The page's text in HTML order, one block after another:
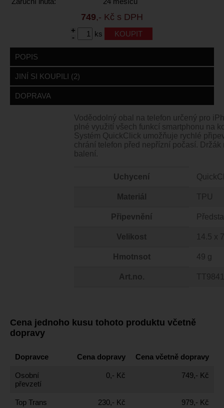
749,- Kč s DPH
+
-
ks
POPIS
JINÍ SI KOUPILI (2)
DOPRAVA
Voděodolný obal na telefon určený pro
plné využití všech funkcí smartphonu na
Systém QuickClick umožňuje rychlé
chrání telefon před nepřízní počasí.
balení.
Uchycení
Materiál TPU
Připevnění
Velikost 14.5 x
Hmotnsot 49 g
Art.no.
Cena jednoho kusu tohoto produktu včetně
dopravy
Dopravce Cena dopravy Cena včetně dopravy
Osobní
převzetí
0,- Kč 749,- Kč
Top Trans 230,- Kč 979,- Kč